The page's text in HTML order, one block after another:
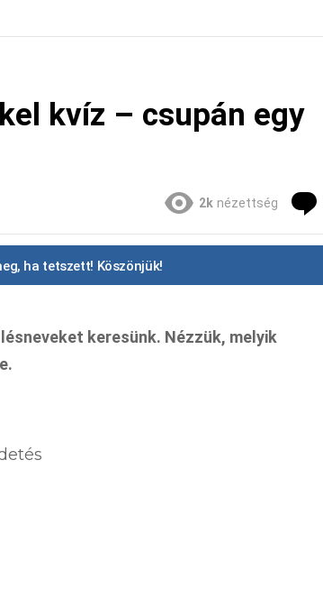
kvíz – csupán egy
2k nézettség
ha tetszett! Köszönjük!
keresünk. Nézzük, melyik